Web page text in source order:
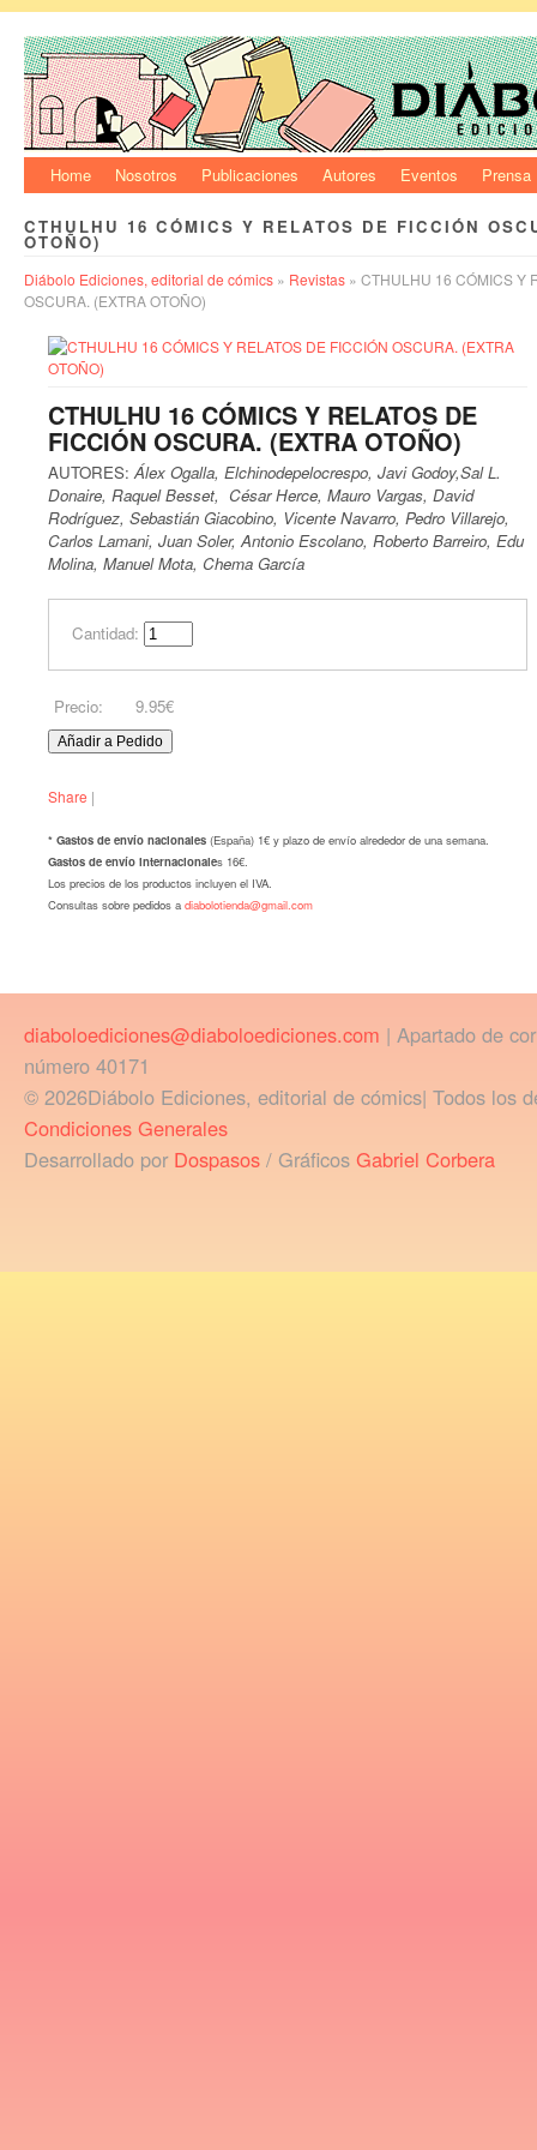
Home Nosotros Publicaciones Autores Eventos Prensa
CTHULHU 16 CÓMICS Y RELATOS DE FICCIÓN
OTOÑO)
Diábolo Ediciones, editorial de cómics » Revistas » CTHULHU 16 CÓMICS Y
OSCURA. (EXTRA OTOÑO)
CTHULHU 16 CÓMICS Y RELATOS DE
FICCIÓN OSCURA. (EXTRA OTOÑO)
AUTORES: Álex Ogalla, Elchinodepelocrespo, Javi Godoy,Sal L.
Donaire, Raquel Besset, César Herce, Mauro Vargas, David
Rodríguez, Sebastián Giacobino, Vicente Navarro, Pedro Villarejo,
Carlos Lamani, Juan Soler, Antonio Escolano, Roberto Barreiro, Edu
Molina, Manuel Mota, Chema García
Cantidad:
9.95€
Precio:
Share |
* Gastos de envío nacionales (España) 1€ y plazo de envío alrededor de una semana.
Gastos de envío internacionales 16€.
Los precios de los productos incluyen el IVA.
Consultas sobre pedidos a diabolotienda@gmail.com
diaboloediciones@diaboloediciones.com | Apartado de
número 40171
© 2026Diábolo Ediciones, editorial de cómics| Todos los
Condiciones Generales
Desarrollado por Dospasos / Gráficos Gabriel Corbera